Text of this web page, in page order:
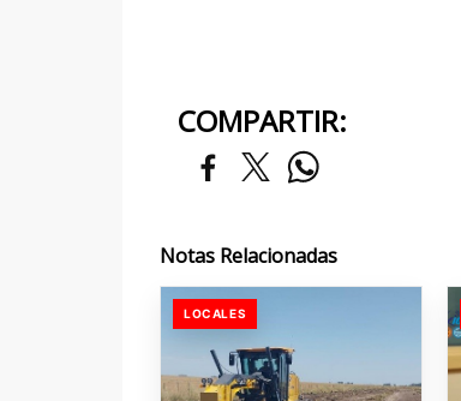
COMPARTIR:
Notas Relacionadas
LOCALES